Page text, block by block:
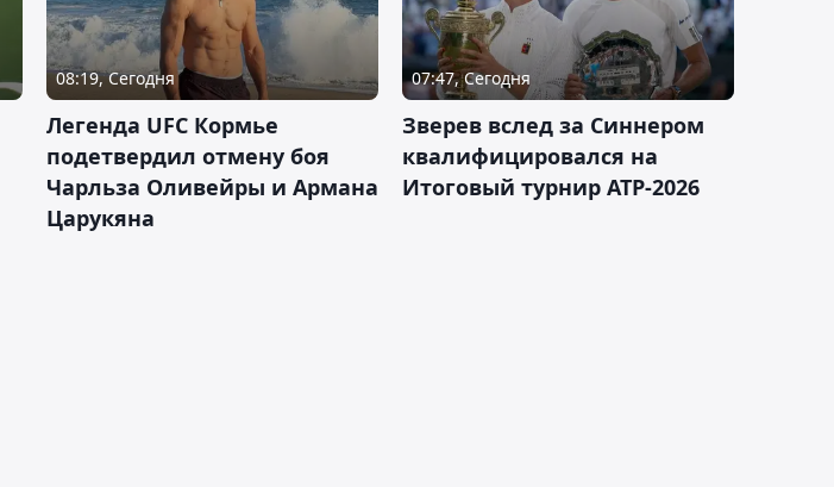
08:19, Сегодня
Легенда UFC Кормье
подетвердил отмену боя
Чарльза Оливейры и Армана
Царукяна
07:47, Сегодня
Зверев вслед за Синнером
квалифицировался на
Итоговый турнир ATP-2026